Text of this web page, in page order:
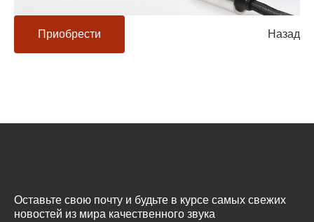
Приобрести Назад
Оставьте свою почту и будьте в курсе самых свежих
новостей из мира качественного звука